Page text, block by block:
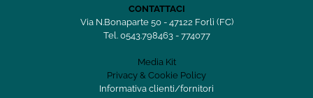
CONTATTACI
Via N.Bonaparte 50 - 47122 Forlì (FC)
Tel. 0543.798463 - 774077
Media Kit
Privacy & Cookie Policy
Informativa clienti/fornitori